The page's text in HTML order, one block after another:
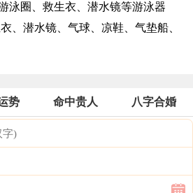
泳圈、救生衣、潜水镜等游泳器
、潜水镜、气球、凉鞋、气垫船、
势 命中贵人 八字合婚